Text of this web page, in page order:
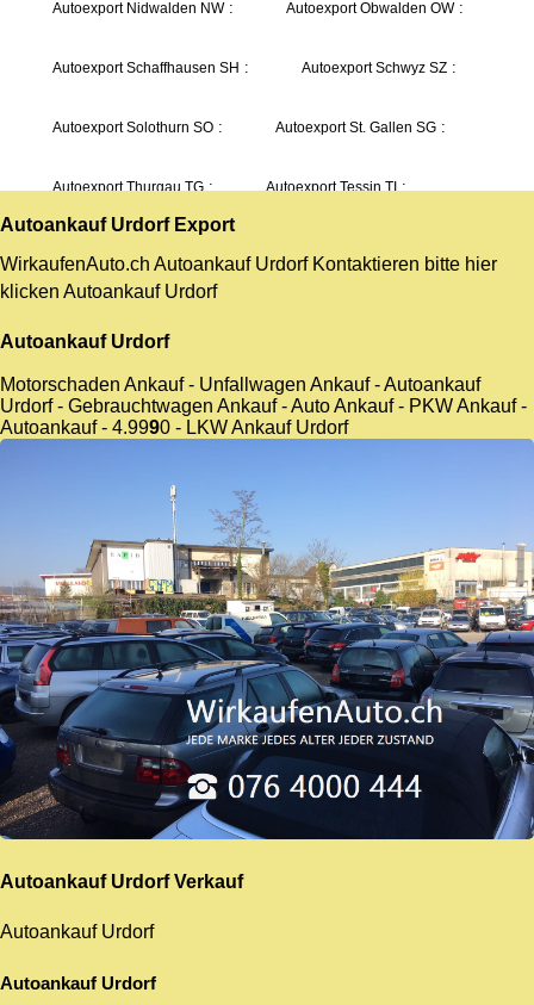
Autoankauf UrdorfExport
WirkaufenAuto.ch Autoankauf Urdorf Kontaktieren bitte hier
klicken Autoankauf Urdorf
Autoankauf Urdorf
Motorschaden Ankauf - Unfallwagen Ankauf - Autoankauf
Urdorf - Gebrauchtwagen Ankauf - Auto Ankauf - PKW Ankauf -
Autoankauf - 4.9990 - LKW Ankauf Urdorf
Autoankauf UrdorfVerkauf
Autoankauf Urdorf
Autoankauf Urdorf